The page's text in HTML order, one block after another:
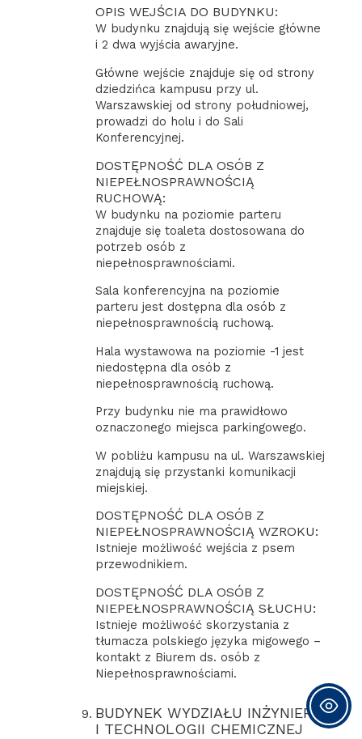
OPIS WEJŚCIA DO BUDYNKU:
W budynku znajdują się wejście główne
i 2 dwa wyjścia awaryjne.
Główne wejście znajduje się od strony
dziedzińca kampusu przy ul.
Warszawskiej od strony południowej,
prowadzi do holu i do Sali
Konferencyjnej.
DOSTĘPNOŚĆ DLA OSÓB Z
NIEPEŁNOSPRAWNOŚCIĄ
RUCHOWĄ:
W budynku na poziomie parteru
znajduje się toaleta dostosowana do
potrzeb osób z
niepełnosprawnościami.
Sala konferencyjna na poziomie
parteru jest dostępna dla osób z
niepełnosprawnością ruchową.
Hala wystawowa na poziomie -1 jest
niedostępna dla osób z
niepełnosprawnością ruchową.
Przy budynku nie ma prawidłowo
oznaczonego miejsca parkingowego.
W pobliżu kampusu na ul. Warszawskiej
znajdują się przystanki komunikacji
miejskiej.
DOSTĘPNOŚĆ DLA OSÓB Z
NIEPEŁNOSPRAWNOŚCIĄ WZROKU:
Istnieje możliwość wejścia z psem
przewodnikiem.
DOSTĘPNOŚĆ DLA OSÓB Z
NIEPEŁNOSPRAWNOŚCIĄ SŁUCHU:
Istnieje możliwość skorzystania z
tłumacza polskiego języka migowego –
kontakt z Biurem ds. osób z
Niepełnosprawnościami.
BUDYNEK WYDZIAŁU INŻYNIERII
I TECHNOLOGII CHEMICZNEJ